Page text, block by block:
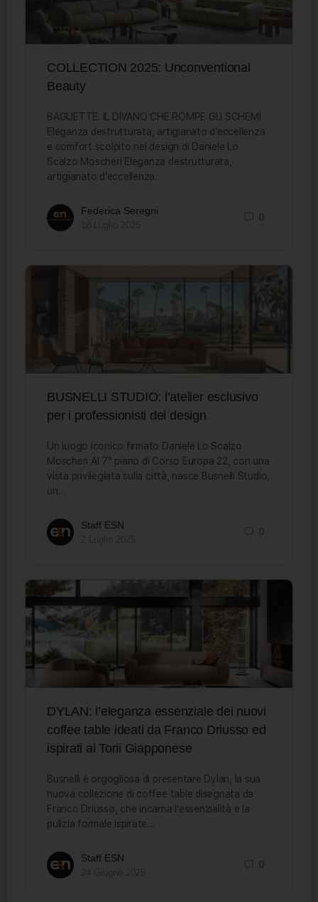
COLLECTION 2025: Unconventional
Beauty
BAGUETTE. IL DIVANO CHE ROMPE GLI SCHEMI
Eleganza destrutturata, artigianato d’eccellenza
e comfort scolpito nel design di Daniele Lo
Scalzo Moscheri Eleganza destrutturata,
artigianato d’eccellenza…
Federica Seregni
0
BUSNELLI STUDIO: l’atelier esclusivo
per i professionisti del design
Un luogo iconico firmato Daniele Lo Scalzo
Moscheri Al 7° piano di Corso Europa 22, con una
vista privilegiata sulla città, nasce Busnelli Studio,
un…
Staff ESN
0
DYLAN: l’eleganza essenziale dei nuovi
coffee table ideati da Franco Driusso ed
ispirati al Torii Giapponese
Busnelli è orgogliosa di presentare Dylan, la sua
nuova collezione di coffee table disegnata da
Franco Driusso, che incarna l’essenzialità e la
pulizia formale ispirate…
Staff ESN
0